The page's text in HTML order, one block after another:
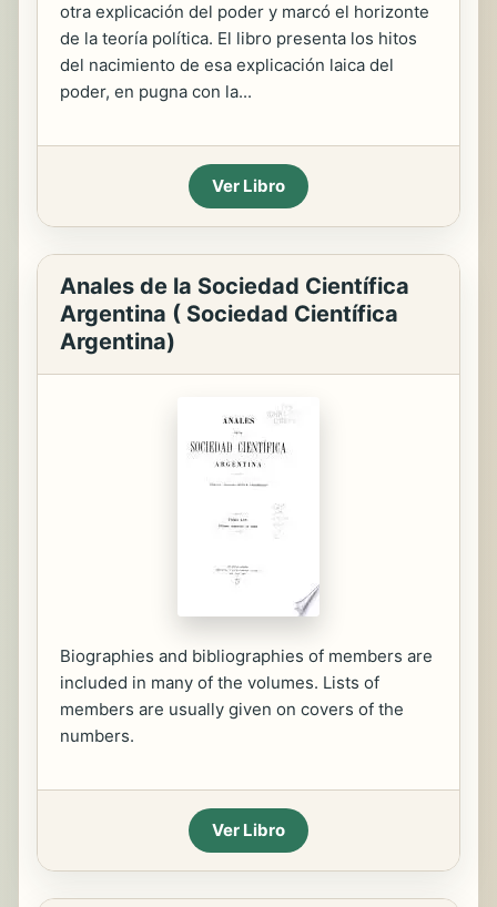
otra explicación del poder y marcó el horizonte
de la teoría política. El libro presenta los hitos
del nacimiento de esa explicación laica del
poder, en pugna con la...
Ver Libro
Anales de la Sociedad Científica
Argentina ( Sociedad Científica
Argentina)
Biographies and bibliographies of members are
included in many of the volumes. Lists of
members are usually given on covers of the
numbers.
Ver Libro